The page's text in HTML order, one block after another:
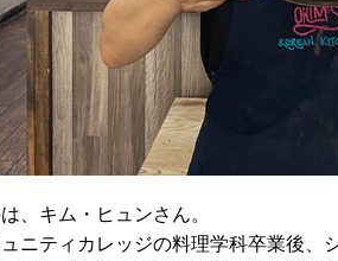
、キム・ヒュンさん。
ニティカレッジの料理学科卒業後、